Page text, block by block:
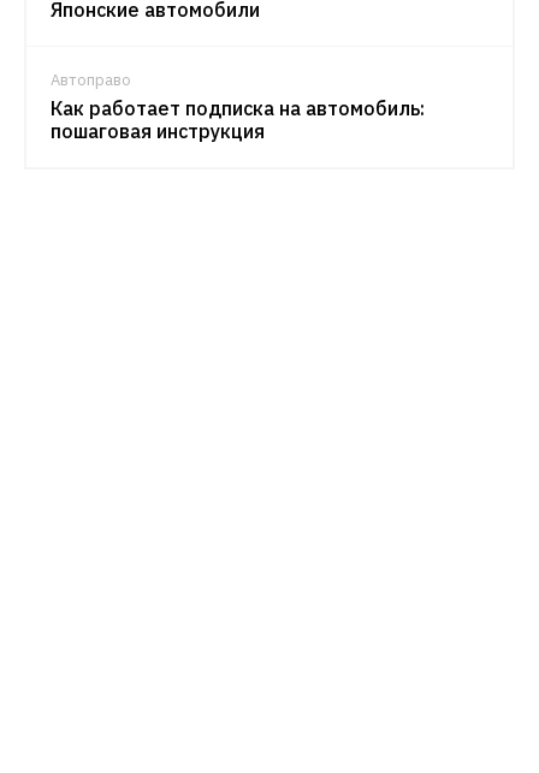
Японские автомобили
Автоправо
Как работает подписка на автомобиль:
пошаговая инструкция